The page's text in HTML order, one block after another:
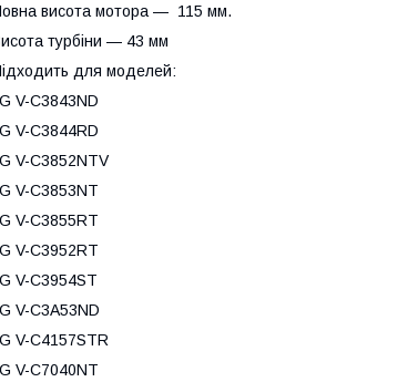
висота мотора — 115 мм.
турбіни — 43 мм
для моделей:
V-C3843ND
V-C3844RD
V-C3852NTV
V-C3853NT
V-C3855RT
V-C3952RT
V-C3954ST
V-C3A53ND
V-C4157STR
V-C7040NT